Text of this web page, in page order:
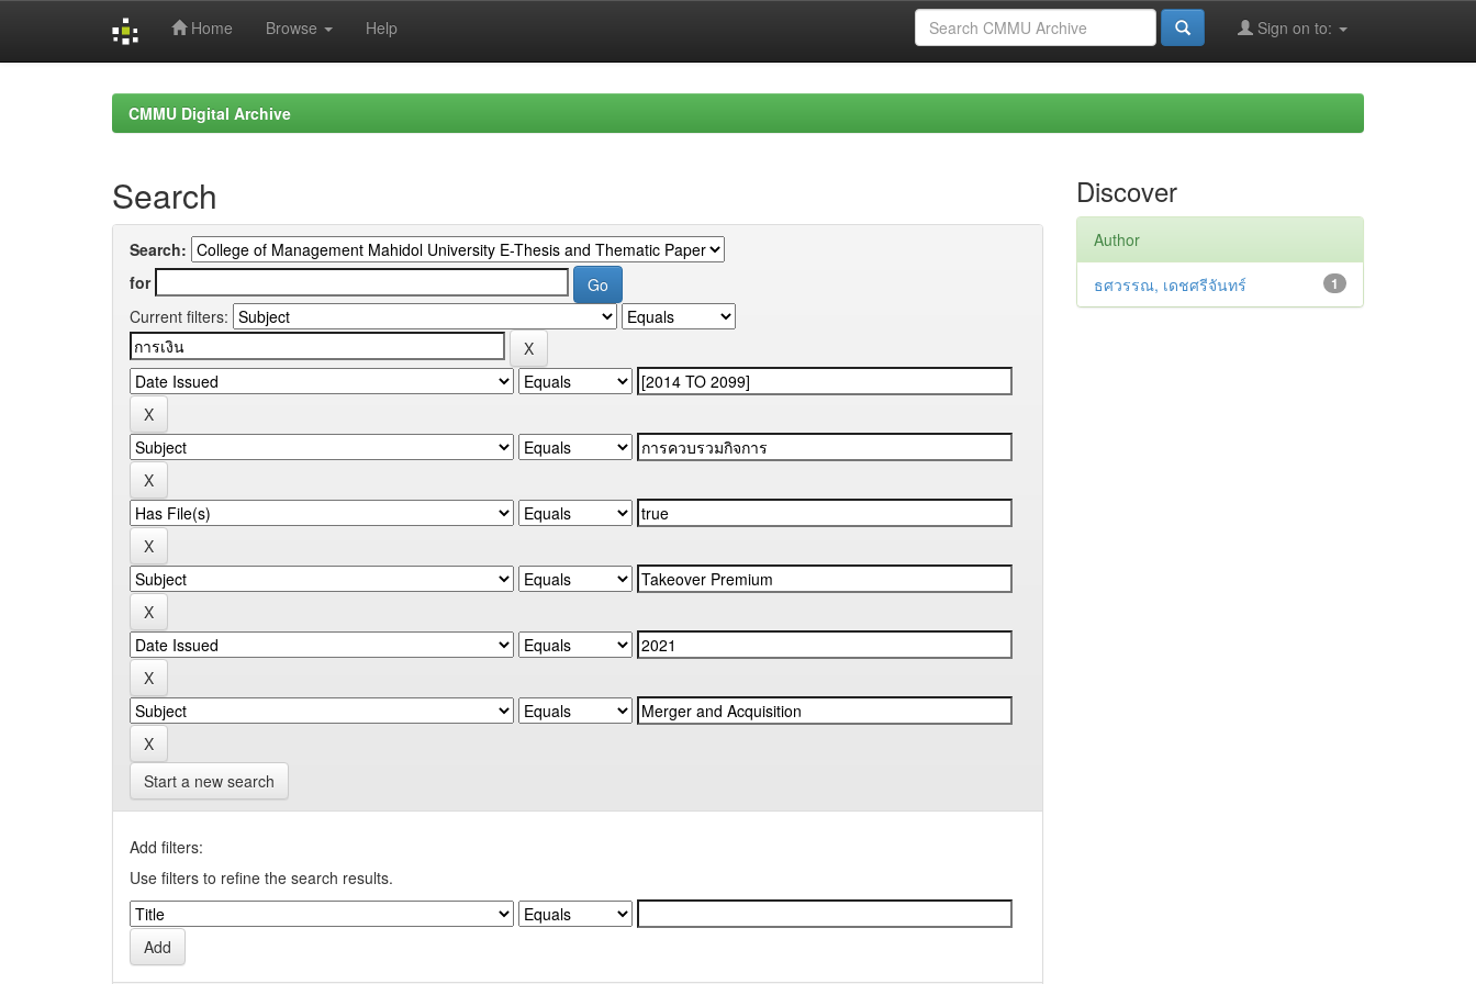
Home Browse Help Sign on to:
CMMU Digital Archive
Search
Search:
for
Current filters:
Start a new search
Add filters:
Use filters to refine the search results.
Discover
Author
1
ธศวรรณ, เดชศรีจันทร์